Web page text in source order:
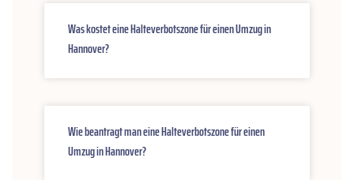
Was kostet eine Halteverbotszone für einen Umzug in
Hannover?
Wie beantragt man eine Halteverbotszone für einen
Umzug in Hannover?